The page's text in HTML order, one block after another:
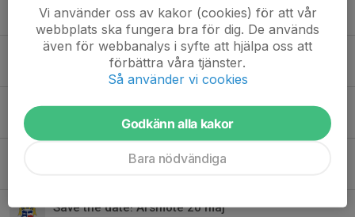
5 maj, 07:40 0
LOPPIS!
30 apr, 14:19 0
Önskan / efterlysning!
25 apr, 15:01 0
Stöd din förening
Save the date! Årsmöte 20 maj
Vi använder oss av kakor (cookies) för att vår
webbplats ska fungera bra för dig. De används
även för webbanalys i syfte att hjälpa oss att
förbättra våra tjänster.
Så använder vi cookies
Godkänn alla kakor
Bara nödvändiga